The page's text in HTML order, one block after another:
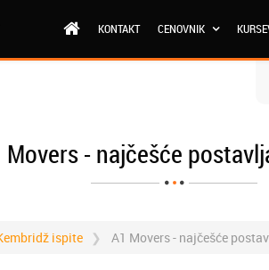
KONTAKT CENOVNIK
Movers - najčešće
ispite A1 Movers - najčešće